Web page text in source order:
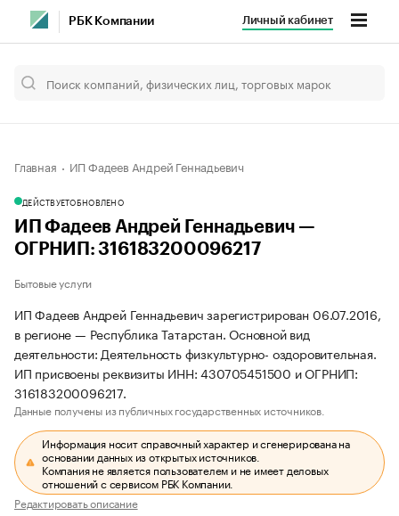
РБК Компании Личный кабинет
Главная ИП Фадеев Андрей Геннадьевич
ДЕЙСТВУЕТОБНОВЛЕНО
ИП Фадеев Андрей Геннадьевич —
ОГРНИП: 316183200096217
Бытовые услуги
ИП Фадеев Андрей Геннадьевич зарегистрирован 06.07.2016,
в регионе — Республика Татарстан. Основной вид
деятельности: Деятельность физкультурно- оздоровительная.
ИП присвоены реквизиты ИНН: 430705451500 и ОГРНИП:
316183200096217.
Данные получены из публичных государственных источников.
Информация носит справочный характер и сгенерирована на
основании данных из открытых источников.
Компания не является пользователем и не имеет деловых
отношений с сервисом РБК Компании.
Редактировать описание